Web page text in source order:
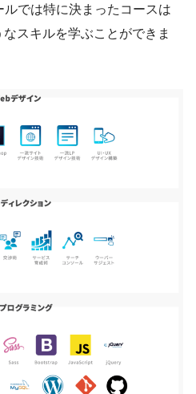
では特に決まったコースは
スキルを学ぶことができま